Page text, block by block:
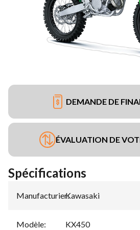
DEMANDE DE
ÉVALUATION DE
Spécifications
Manufacturier:
Kawasaki
Modèle: KX450